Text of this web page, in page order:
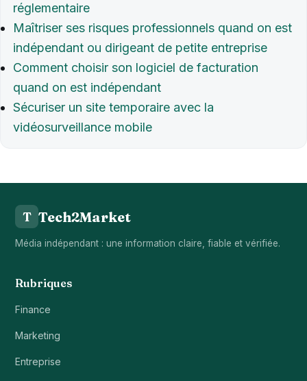
réglementaire
Maîtriser ses risques professionnels quand on est
indépendant ou dirigeant de petite entreprise
Comment choisir son logiciel de facturation
quand on est indépendant
Sécuriser un site temporaire avec la
vidéosurveillance mobile
T Tech2Market
Média indépendant : une information claire, fiable et vérifiée.
Rubriques
Finance
Marketing
Entreprise